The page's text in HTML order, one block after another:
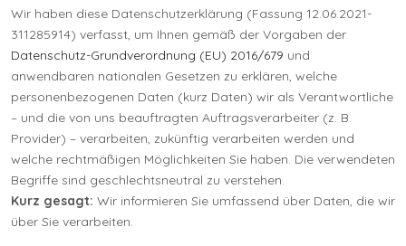
Wir haben diese Datenschutzerklärung (Fassung 12.06.2021-
311285914) verfasst, um Ihnen gemäß der Vorgaben der
Datenschutz-Grundverordnung (EU) 2016/679 und
anwendbaren nationalen Gesetzen zu erklären, welche
personenbezogenen Daten (kurz Daten) wir als Verantwortliche
– und die von uns beauftragten Auftragsverarbeiter (z. B.
Provider) – verarbeiten, zukünftig verarbeiten werden und
welche rechtmäßigen Möglichkeiten Sie haben. Die verwendeten
Begriffe sind geschlechtsneutral zu verstehen.
Kurz gesagt: Wir informieren Sie umfassend über Daten, die wir
über Sie verarbeiten.